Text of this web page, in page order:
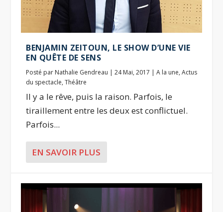
BENJAMIN ZEITOUN, LE SHOW D’UNE VIE
EN QUÊTE DE SENS
Posté par Nathalie Gendreau |24 Mai, 2017 |A la une,Actus
du spectacle,Théâtre
Il y a le rêve, puis la raison. Parfois, le
tiraillement entre les deux est conflictuel.
Parfois...
EN SAVOIR PLUS